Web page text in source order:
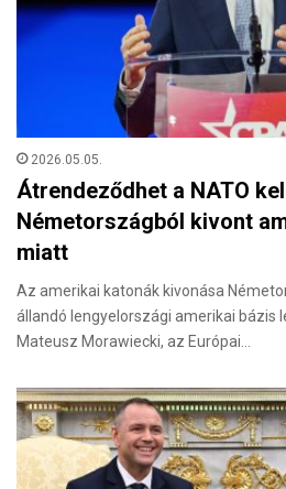
2026.05.05.
Átrendeződhet a NATO
Németországból kivont
miatt
Az amerikai katonák kivonása
állandó lengyelországi amerikai bázis
Mateusz Morawiecki, az Európai…